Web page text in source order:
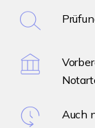
Auch